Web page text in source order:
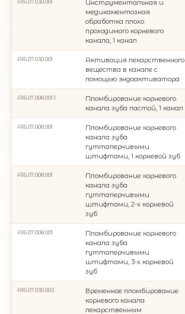
А16.07.030.001
Инструментальная и
медикаментозная
обработка плохо
проходимого корневого
канала, 1 канал
А16.07.030.001
Активация лекарственного
вещества в канале с
помощью эндоактиватора
А16.07.008.001.1
Пломбирование корневого
канала зуба пастой, 1 канал
А16.07.008.001
Пломбирование корневого
канала зуба
гуттаперчивыми
штифтами, 1 корневой зуб
А16.07.008.001
Пломбирование корневого
канала зуба
гуттаперчивыми
штифтами, 2-х корневой
зуб
А16.07.008.001
Пломбирование корневого
канала зуба
гуттаперчивыми
штифтами, 3-х корневой
зуб
А16.07.030.003
Временное пломбирование
корневого канала
лекарственным